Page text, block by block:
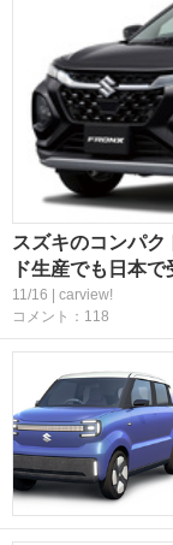
スズキのコンパ
ド生産でも日本
11/16 | carview!
コメント：118